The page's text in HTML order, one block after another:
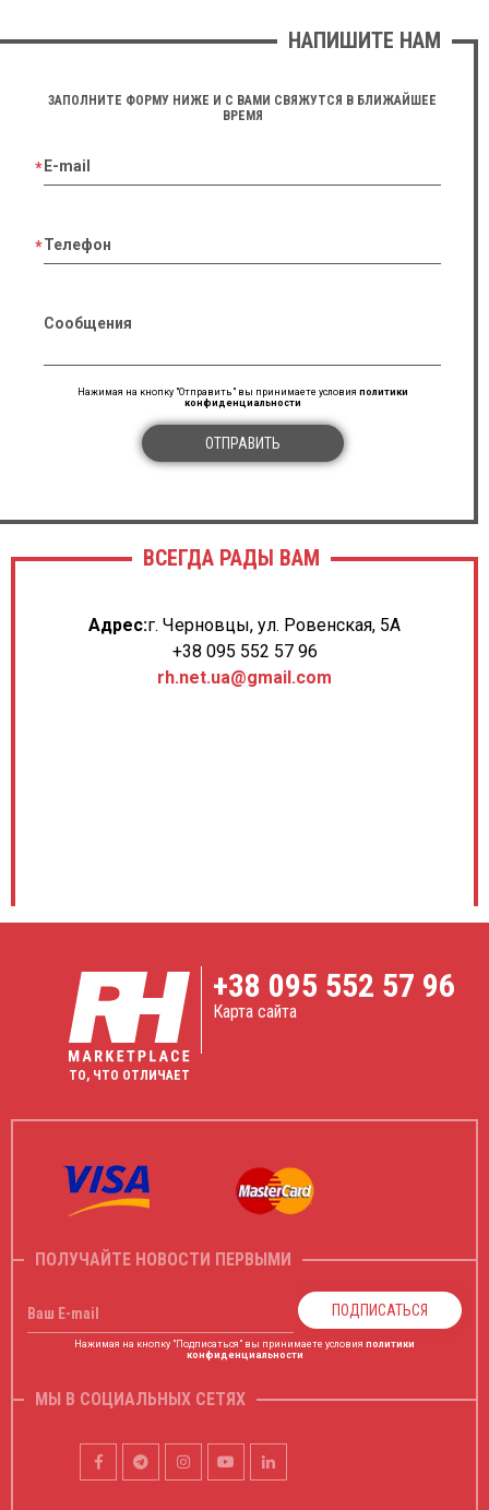
НАПИШИТЕ НАМ
ЗАПОЛНИТЕ ФОРМУ НИЖЕ И С ВАМИ СВЯЖУТСЯ В БЛИЖАЙШЕЕ
ВРЕМЯ
E-mail
Телефон
Сообщения
Нажимая на кнопку "Отправить" вы принимаете условия политики
конфиденциальности
ОТПРАВИТЬ
ВСЕГДА РАДЫ ВАМ
Адрес:г. Черновцы, ул. Ровенская, 5А
+38 095 552 57 96
rh.net.ua@gmail.com
ТО, ЧТО ОТЛИЧАЕТ
+38 095 552 57 96
Карта сайта
ПОЛУЧАЙТЕ НОВОСТИ ПЕРВЫМИ
Ваш E-mail ПОДПИСАТЬСЯ
Нажимая на кнопку "Подписаться" вы принимаете условия политики
конфиденциальности
МЫ В СОЦИАЛЬНЫХ СЕТЯХ